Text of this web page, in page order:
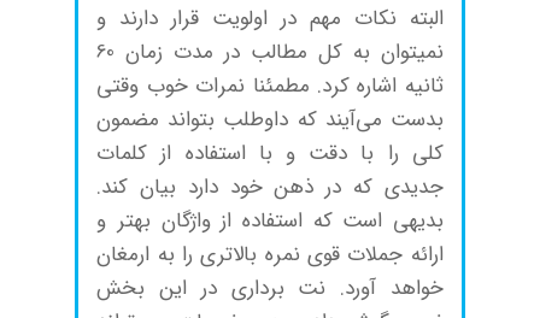
البته نکات مهم در اولویت قرار دارند و
نمیتوان به کل مطالب در مدت زمان 60
ثانیه اشاره کرد. مطمئنا نمرات خوب وقتی
بدست می‌آیند که داوطلب بتواند مضمون
کلی را با دقت و با استفاده از کلمات
جدیدی که در ذهن خود دارد بیان کند.
بدیهی است که استفاده از واژگان بهتر و
ارائه جملات قوی نمره بالاتری را به ارمغان
خواهد آورد. نت برداری در این بخش